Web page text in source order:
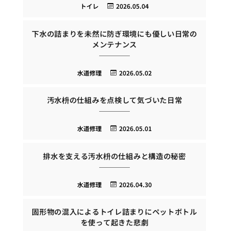
2026.05.04
トイレ
下水の詰まりを未然に防ぎ環境にも優しい日常の
メンテナンス
2026.05.02
水道修理
汚水枡の仕組みを点検して気づいた日常
2026.05.01
水道修理
排水を支える汚水枡の仕組みと構造の秘密
2026.04.30
水道修理
固形物の混入によるトイレ詰まりにペットボトル
を使って起きた悲劇